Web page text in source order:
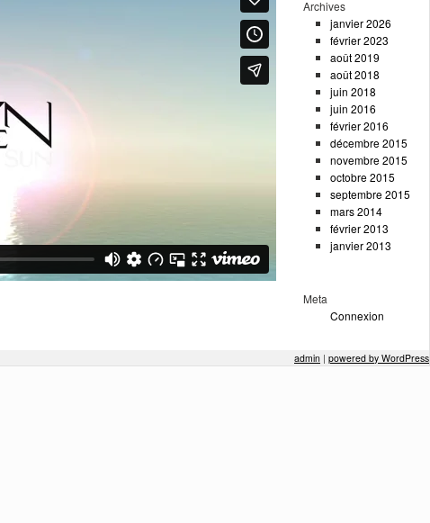
Archives
janvier 2026
février 2023
août 2019
août 2018
juin 2018
juin 2016
février 2016
décembre 2015
novembre 2015
octobre 2015
septembre 2015
mars 2014
février 2013
janvier 2013
Meta
Connexion
admin | powered by WordPress